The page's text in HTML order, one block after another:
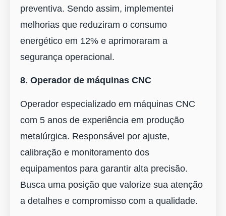
preventiva. Sendo assim, implementei
melhorias que reduziram o consumo
energético em 12% e aprimoraram a
segurança operacional.
8. Operador de máquinas CNC
Operador especializado em máquinas CNC
com 5 anos de experiência em produção
metalúrgica. Responsável por ajuste,
calibração e monitoramento dos
equipamentos para garantir alta precisão.
Busca uma posição que valorize sua atenção
a detalhes e compromisso com a qualidade.